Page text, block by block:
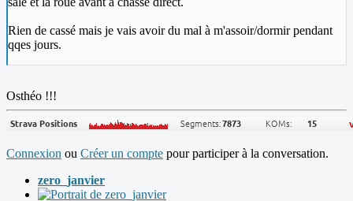
Rien de cassé mais je vais avoir du mal à m'assoir/dormir pendant
qqes jours.
Osthéo !!!
Connexion ou Créer un compte pour participer à la conversation.
zero_janvier